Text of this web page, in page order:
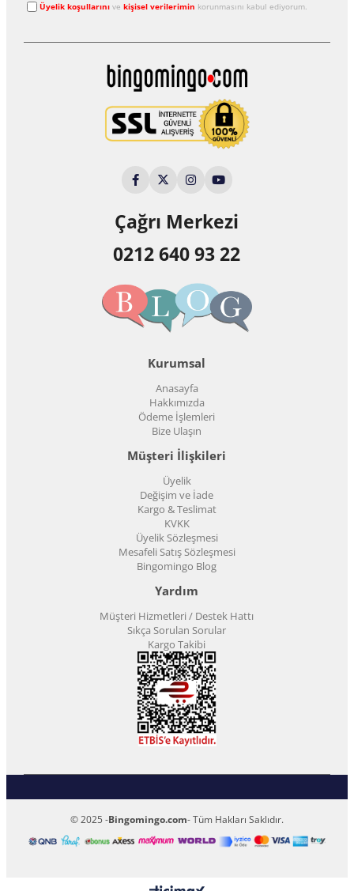
Üyelik koşullarınıve kişisel verilerimin korunmasını kabul ediyorum.
Çağrı Merkezi
0212 640 93 22
Kurumsal
Anasayfa
Hakkımızda
Ödeme İşlemleri
Bize Ulaşın
Müşteri İlişkileri
Üyelik
Değişim ve İade
Kargo & Teslimat
KVKK
Üyelik Sözleşmesi
Mesafeli Satış Sözleşmesi
Bingomingo Blog
Yardım
Müşteri Hizmetleri / Destek Hattı
Sıkça Sorulan Sorular
Kargo Takibi
© 2025 -Bingomingo.com- Tüm Hakları Saklıdır.